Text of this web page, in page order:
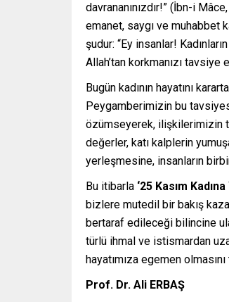
davrananınızdır!” (İbn-i
emanet, saygı ve muhabbet
şudur: “Ey insanlar!
Allah’tan korkmanızı
Bugün kadının hayatını
Peygamberimizin bu
özümseyerek, ilişkilerimizin
değerler, katı kalplerin
yerleşmesine, insanların
Bu itibarla ‘25 Kasım
bizlere mutedil bir bakış
bertaraf edileceği bilincine
türlü ihmal ve istismardan
hayatımıza egemen
Prof. Dr. Ali ERBAŞ